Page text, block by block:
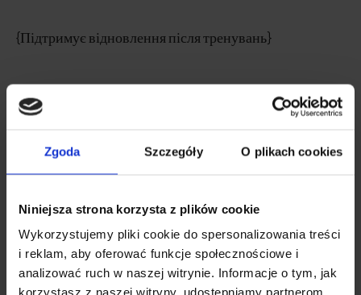
Zgoda Szczegóły O plikach cookies
Niniejsza strona korzysta z plików cookie
Wykorzystujemy pliki cookie do spersonalizowania treści
i reklam, aby oferować funkcje społecznościowe i
analizować ruch w naszej witrynie. Informacje o tym, jak
korzystasz z naszej witryny, udostępniamy partnerom
{Підтримує відновлення після тренувань}
Дивіться також
НАЙКРАЩЕ ДЛЯ СТРЕСУ, ТРИВОГИ ТА СТРАХІВ
Natu.Care Ашваганда & Кордицепс
5.0